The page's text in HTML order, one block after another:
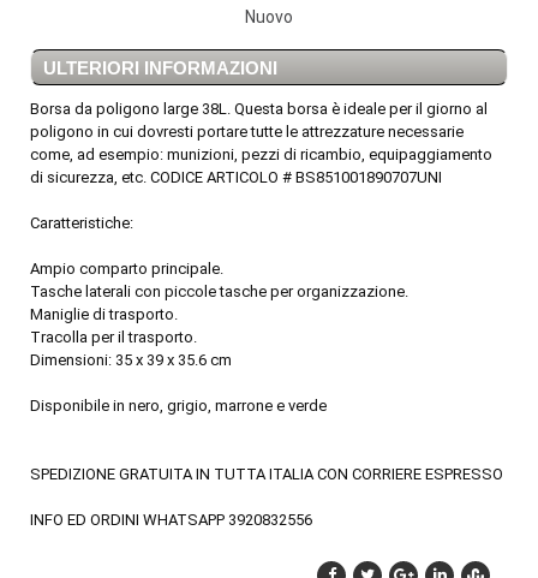
Nuovo
ULTERIORI INFORMAZIONI
Borsa da poligono large 38L. Questa borsa è ideale per il giorno al
poligono in cui dovresti portare tutte le attrezzature necessarie
come, ad esempio: munizioni, pezzi di ricambio, equipaggiamento
di sicurezza, etc. CODICE ARTICOLO # BS851001890707UNI
Caratteristiche:
Ampio comparto principale.
Tasche laterali con piccole tasche per organizzazione.
Maniglie di trasporto.
Tracolla per il trasporto.
Dimensioni: 35 x 39 x 35.6 cm
Disponibile in nero, grigio, marrone e verde
SPEDIZIONE GRATUITA IN TUTTA ITALIA CON CORRIERE ESPRESSO
INFO ED ORDINI WHATSAPP 3920832556